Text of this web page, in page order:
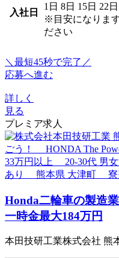
入社日
1日 8日 15日 22日
※目安になりま
ださい
＼最短45秒で完了／
応募へ進む
詳しく
見る
プレミア求人
Honda二輪車の製造
一時金最大184万円
本田技研工業株式会社